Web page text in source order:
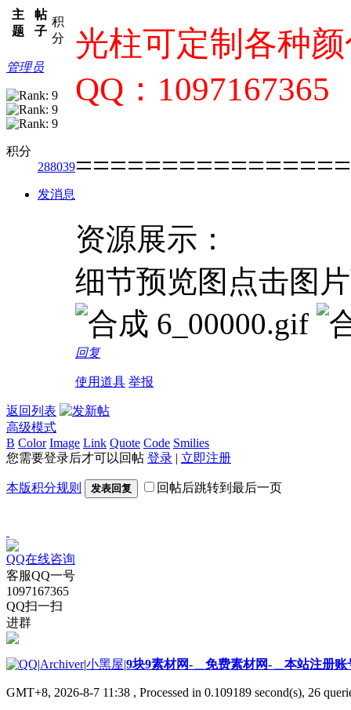
主
题
帖
子
积
分
管理员
积分
288039
发消息
光柱可定制各种
QQ：1097167365
资源展示：
细节预览图点击图
回复
使用道具 举报
返回列表
高级模式
B Color Image Link Quote Code Smilies
您需要登录后才可以回帖 登录 | 立即注册
本版积分规则 发表回复 回帖后跳转到最后一页
QQ在线咨询
客服QQ一号
1097167365
QQ扫一扫
进群
|Archiver|小黑屋|9块9素材网-＿免费素材网-＿本站注册账
GMT+8, 2026-8-7 11:38 , Processed in 0.109189 second(s), 26